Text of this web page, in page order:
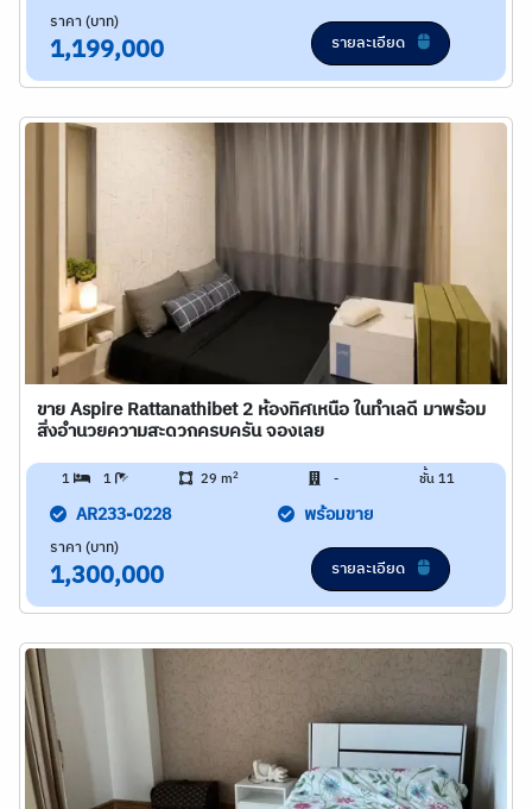
ราคา (บาท)
1,199,000 รายละเอียด
ขาย Aspire Rattanathibet 2 ห้องทิศเหนือ ในทำเลดี มาพร้อม
สิ่งอำนวยความสะดวกครบครัน จองเลย
1 1 29 m2 - ชั้น 11
AR233-0228 พร้อมขาย
ราคา (บาท)
1,300,000 รายละเอียด